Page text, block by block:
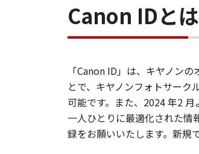
Canon IDとは
「Canon ID」は、キヤノン
とで、キヤノンフォトサーク
可能です。また、2024 年2
一人ひとりに最適化された情
録をお願いいたします。新規